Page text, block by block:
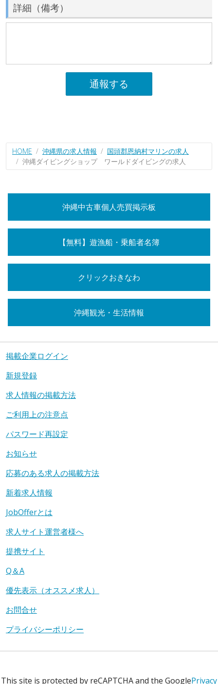
詳細（備考）
通報する
HOME 沖縄県の求人情報
国頭郡恩納村マリンの求人
沖縄ダイビングショップ ワールドダイビングの求人
沖縄中古車個人売買掲示板
【無料】遊漁船・乗船者名簿
クリックおきなわ
沖縄観光・生活情報
掲載企業ログイン
新規登録
求人情報の掲載方法
ご利用上の注意点
パスワード再設定
お知らせ
応募のある求人の掲載方法
新着求人情報
JobOfferとは
求人サイト運営者様へ
提携サイト
Q＆A
優先表示（オススメ求人）
お問合せ
プライバシーポリシー
This site is protected by reCAPTCHA and the GooglePrivacy